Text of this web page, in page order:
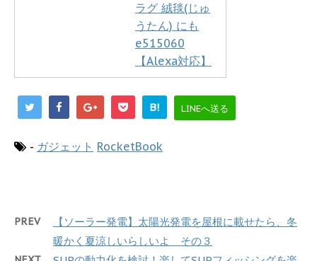
ラグ 絨毯(じゅ
うたん) にも
e515060
【Alexa対応】
B! LINEへ送る
- ガジェット RocketBook
PREV
【ソーラー発電】太陽光発電を屋根に載せたら、冬
暖かく夏涼しいらしいよ その３